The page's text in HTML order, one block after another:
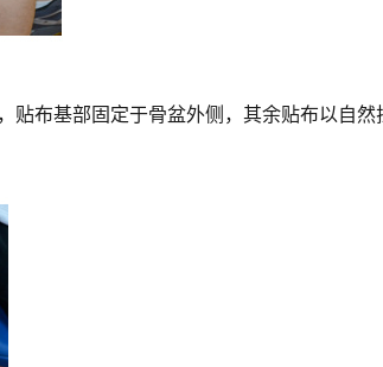
贴布基部固定于骨盆外侧，其余贴布以自然